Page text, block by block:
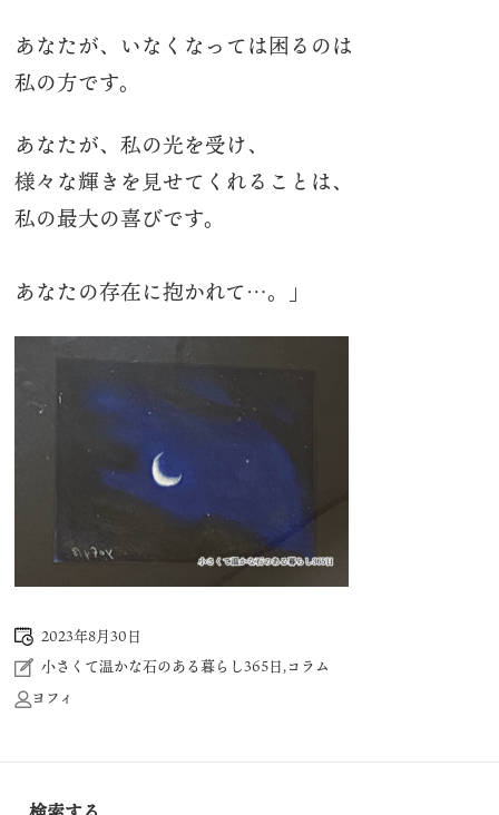
あなたが、いなくなっては困るのは
私の方です。
あなたが、私の光を受け、
様々な輝きを見せてくれることは、
私の最大の喜びです。
あなたの存在に抱かれて…。」
2023年8月30日
小さくて温かな石のある暮らし365日,コラム
ヨフィ